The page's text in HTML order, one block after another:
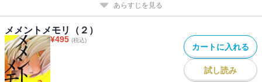
あらすじを見る
メメントメモリ（２）
¥495 (税込)
カートに入れる
試し読み